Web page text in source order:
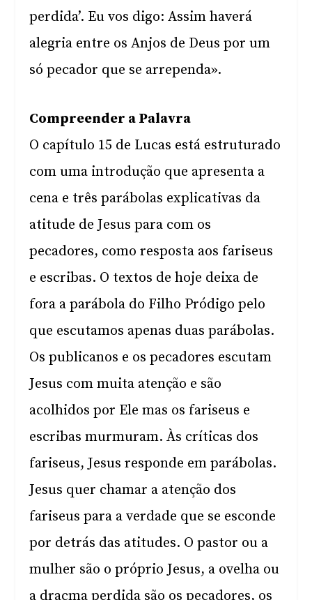
perdida’. Eu vos digo: Assim haverá
alegria entre os Anjos de Deus por um
só pecador que se arrependa».
Compreender a Palavra
O capítulo 15 de Lucas está estruturado
com uma introdução que apresenta a
cena e três parábolas explicativas da
atitude de Jesus para com os
pecadores, como resposta aos fariseus
e escribas. O textos de hoje deixa de
fora a parábola do Filho Pródigo pelo
que escutamos apenas duas parábolas.
Os publicanos e os pecadores escutam
Jesus com muita atenção e são
acolhidos por Ele mas os fariseus e
escribas murmuram. Às críticas dos
fariseus, Jesus responde em parábolas.
Jesus quer chamar a atenção dos
fariseus para a verdade que se esconde
por detrás das atitudes. O pastor ou a
mulher são o próprio Jesus, a ovelha ou
a dracma perdida são os pecadores, os